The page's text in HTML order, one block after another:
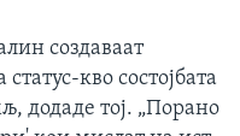
создаваат
кво состојбата
додаде тој. „Порано